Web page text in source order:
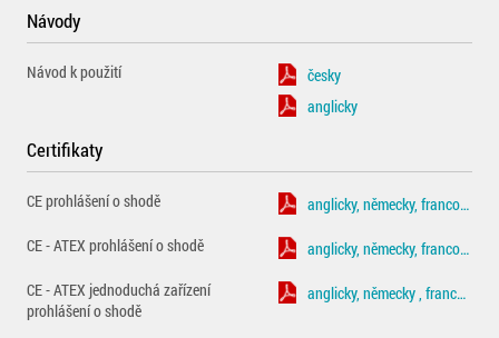
Návody
Návod k použití
česky
anglicky
Certifikaty
CE prohlášení o shodě
anglicky, německy, francouzsky
CE - ATEX prohlášení o shodě
anglicky, německy, francouzsky
CE - ATEX jednoduchá zařízení
prohlášení o shodě
anglicky, německy , francouzsky